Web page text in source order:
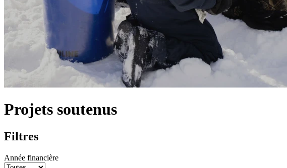
Projets soutenus
Filtres
Année financière